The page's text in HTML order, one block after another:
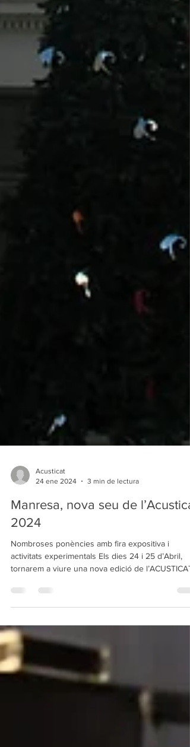
Acusticat
24 ene 2024
Manresa, nova seu de
2024
activitats experimentals Els dies 24 i 25 d’Abril,
tornarem a viure una nova edició de l’ACUSTICAT,
catalana. Manresa, capital del Bages, acull la
cinquena edició del congrés i ho fa des del
Kursaal , un equipament que allotjarà ponències
nivell i fomentarà la reflexió sobre l’acústica en
grans sales i una fira expositiva amb solucions i
innovacions acústiques. L’ACUSTICA